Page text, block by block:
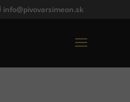
info@pivovarsimeon.sk